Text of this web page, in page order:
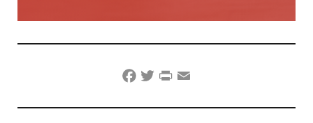
Facebook
TwitterPrintFriendly
Email